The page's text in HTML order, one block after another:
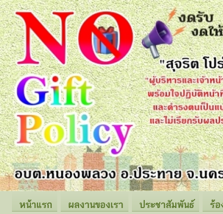
หน้าแรก ผลงานของเรา ประชาสัมพันธ์ ร้